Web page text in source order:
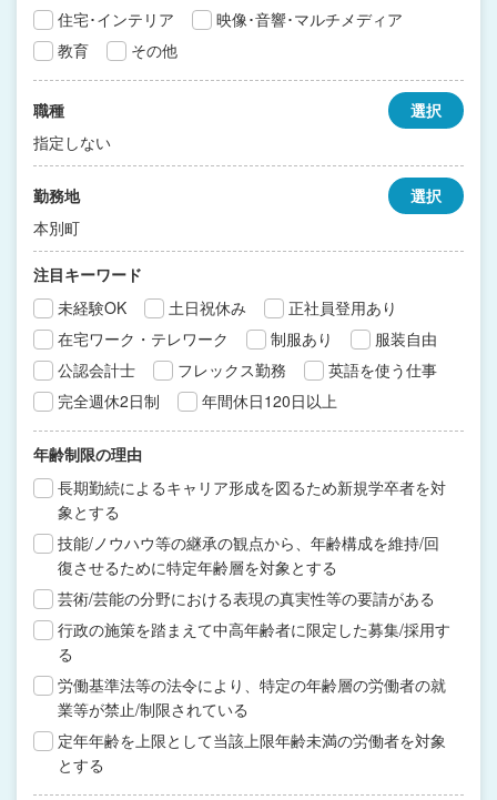
住宅･インテリア
映像･音響･マルチメディア
教育
その他
職種
指定しない
選択
勤務地
本別町
選択
注目キーワード
未経験OK
土日祝休み
正社員登用あり
在宅ワーク・テレワーク
制服あり
服装自由
公認会計士
フレックス勤務
英語を使う仕事
完全週休2日制
年間休日120日以上
年齢制限の理由
長期勤続によるキャリア形成を図るため新規学卒者を対
象とする
技能/ノウハウ等の継承の観点から、年齢構成を維持/回
復させるために特定年齢層を対象とする
芸術/芸能の分野における表現の真実性等の要請がある
行政の施策を踏まえて中高年齢者に限定した募集/採用す
る
労働基準法等の法令により、特定の年齢層の労働者の就
業等が禁止/制限されている
定年年齢を上限として当該上限年齢未満の労働者を対象
とする